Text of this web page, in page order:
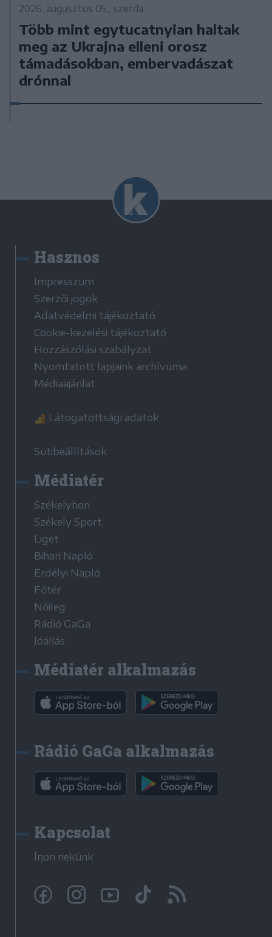
2026. augusztus 05., szerda
Több mint egytucatnyian haltak
meg az Ukrajna elleni orosz
támadásokban, embervadászat
drónnal
Hasznos
Impresszum
Szerzői jogok
Adatvédelmi tájékoztató
Cookie-kezelési tájékoztató
Hozzászólási szabályzat
Nyomtatott lapjaink archívuma
Médiaajánlat
Látogatottsági adatok
Sütibeállítások
Médiatér
Székelyhon
Székely Sport
Liget
Bihari Napló
Erdélyi Napló
Főtér
Nőileg
Rádió GaGa
Jóállás
Médiatér alkalmazás
Rádió GaGa alkalmazás
Kapcsolat
Írjon nekünk